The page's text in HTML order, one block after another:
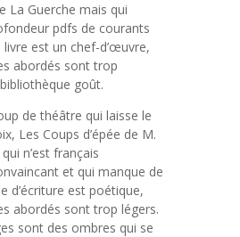
La Guerche mais qui
pdfs de courants
est un chef-d’œuvre,
abordés sont trop
goût.
de théâtre qui laisse le
Les Coups d’épée de M.
n’est français
et qui manque de
d’écriture est poétique,
abordés sont trop légers.
sont des ombres qui se